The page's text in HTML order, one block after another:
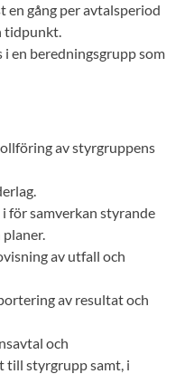
en gång per avtalsperiod
tidpunkt.
en beredningsgrupp som
av styrgruppens
för samverkan styrande
av utfall och
av resultat och
och
till styrgrupp samt, i